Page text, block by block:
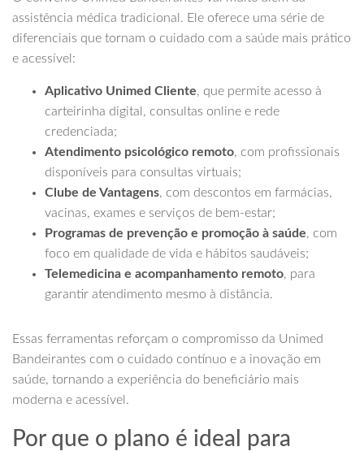
assistência médica tradicional. Ele oferece uma série de
diferenciais que tornam o cuidado com a saúde mais prático
e acessível:
Aplicativo Unimed Cliente, que permite acesso à
carteirinha digital, consultas online e rede
credenciada;
Atendimento psicológico remoto, com profissionais
disponíveis para consultas virtuais;
Clube de Vantagens, com descontos em farmácias,
vacinas, exames e serviços de bem-estar;
Programas de prevenção e promoção à saúde, com
foco em qualidade de vida e hábitos saudáveis;
Telemedicina e acompanhamento remoto, para
garantir atendimento mesmo à distância.
Essas ferramentas reforçam o compromisso da Unimed
Bandeirantes com o cuidado contínuo e a inovação em
saúde, tornando a experiência do beneficiário mais
moderna e acessível.
Por que o plano é ideal para